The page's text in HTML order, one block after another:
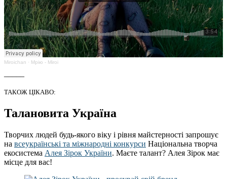
Miroichan · Мрію - Miroi
ТАКОЖ ЦІКАВО:
Талановита Україна
Творчих людей будь-якого віку і рівня майстерності запрошує
на всеукраїнські та міжнародні конкурси Національна творча
екосистема Алея Зірок України. Маєте талант? Алея Зірок має
місце для вас!